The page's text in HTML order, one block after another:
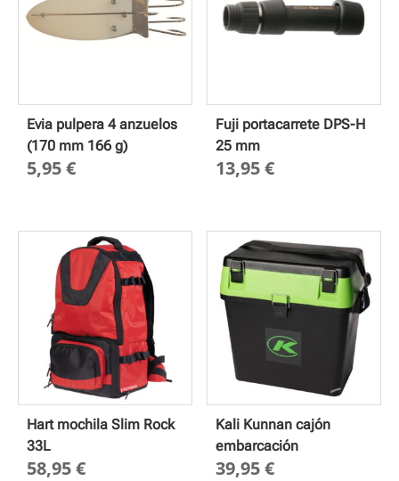
Evia pulpera 4 anzuelos
(170 mm 166 g)
5,95€
Fuji portacarrete DPS-H
25 mm
13,95€
Hart mochila Slim Rock
33L
58,95€
Kali Kunnan cajón
embarcación
39,95€